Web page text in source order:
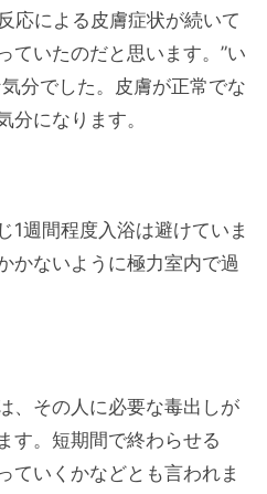
応による皮膚症状が続いて
ていたのだと思います。”い
分でした。皮膚が正常でな
分になります。
1週間程度入浴は避けていま
かないように極力室内で過
、その人に必要な毒出しが
す。短期間で終わらせる
ていくかなどとも言われま